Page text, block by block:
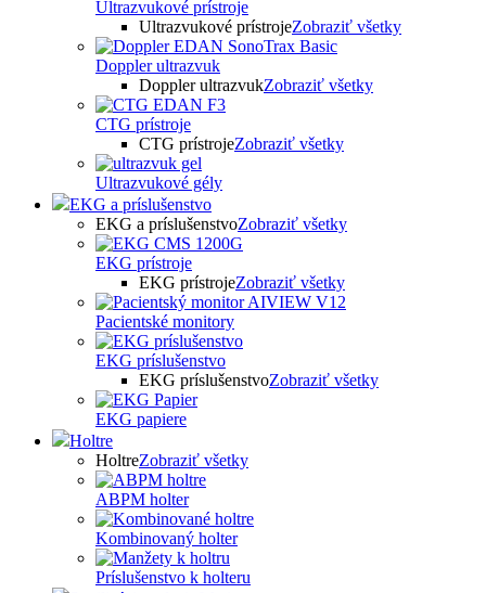
Ultrazvukové prístroje
Ultrazvukové prístrojeZobraziť všetky
Doppler ultrazvuk
Doppler ultrazvukZobraziť všetky
CTG prístroje
CTG prístrojeZobraziť všetky
Ultrazvukové gély
EKG a príslušenstvo
EKG a príslušenstvoZobraziť všetky
EKG prístroje
EKG prístrojeZobraziť všetky
Pacientské monitory
EKG príslušenstvo
EKG príslušenstvoZobraziť všetky
EKG papiere
Holtre
HoltreZobraziť všetky
ABPM holter
Kombinovaný holter
Príslušenstvo k holteru